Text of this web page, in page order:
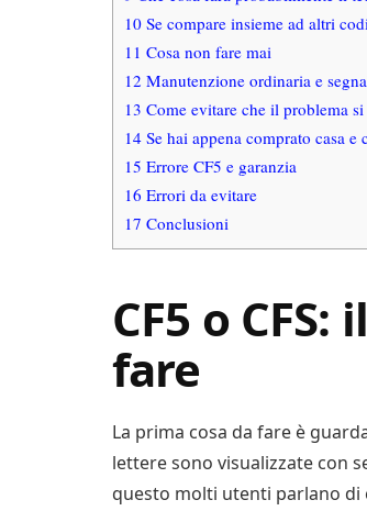
10 Se compare insieme ad altri
11 Cosa non fare mai
12 Manutenzione ordinaria e
13 Come evitare che il problema
14 Se hai appena comprato casa e
15 Errore CF5 e garanzia
16 Errori da evitare
17 Conclusioni
CF5 o
fare
La prima cosa da fare è
lettere sono visualizzate con
questo molti utenti parlano di